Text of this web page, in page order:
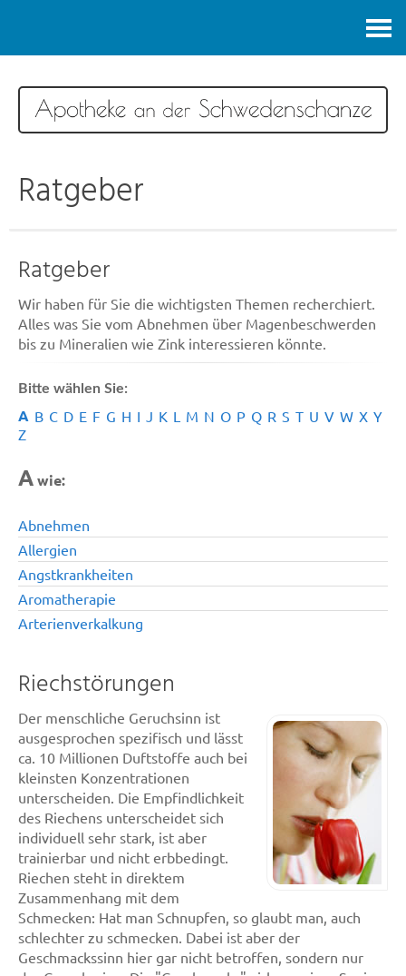
Ratgeber
Ratgeber
Wir haben für Sie die wichtigsten Themen recherchiert.
Alles was Sie vom Abnehmen über Magenbeschwerden
bis zu Mineralien wie Zink interessieren könnte.
Bitte wählen Sie:
A B C D E F G H I J K L M N O P Q R S T U V W X Y
Z
Awie:
Abnehmen
Allergien
Angstkrankheiten
Aromatherapie
Arterienverkalkung
Riechstörungen
Der menschliche Geruchsinn ist
ausgesprochen spezifisch und lässt
ca. 10 Millionen Duftstoffe auch bei
kleinsten Konzentrationen
unterscheiden. Die Empfindlichkeit
des Riechens unterscheidet sich
individuell sehr stark, ist aber
trainierbar und nicht erbbedingt.
Riechen steht in direktem
Zusammenhang mit dem
Schmecken: Hat man Schnupfen, so glaubt man, auch
schlechter zu schmecken. Dabei ist aber der
Geschmackssinn hier gar nicht betroffen, sondern nur